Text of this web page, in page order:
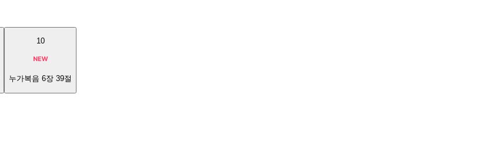
10
누가복음 6장 39절